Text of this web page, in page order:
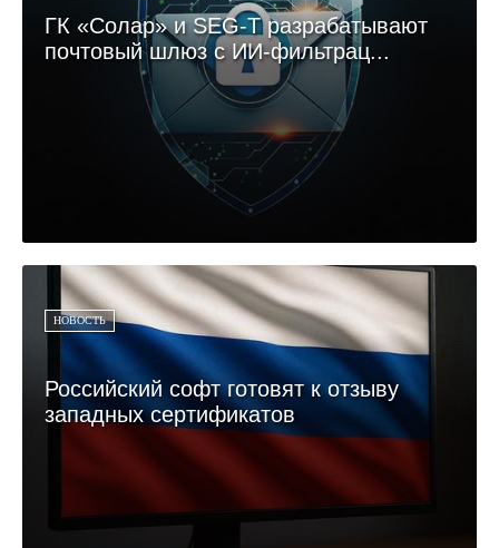
ГК «Солар» и SEG-T разрабатывают
почтовый шлюз с ИИ-фильтрац...
НОВОСТЬ
Российский софт готовят к отзыву
западных сертификатов